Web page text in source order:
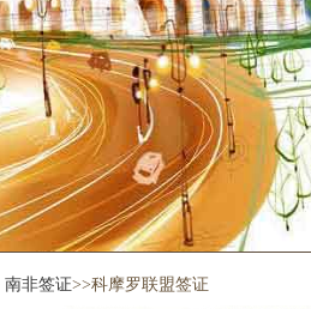
南非签证>>科摩罗联盟签证